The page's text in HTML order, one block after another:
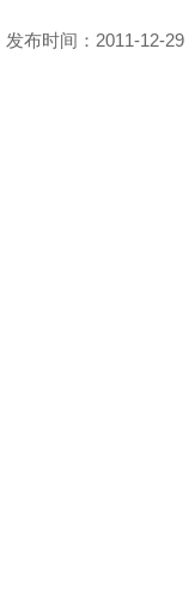
发布时间：2011-12-29